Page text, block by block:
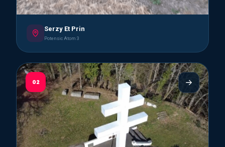
Serzy Et Prin
Potensic Atom 3
02